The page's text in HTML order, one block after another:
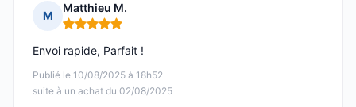
M
Matthieu M.
Note : 5 sur 5
Publié le 10/08/2025 à 18h52
suite à un achat du 02/08/2025
Envoi rapide, Parfait !